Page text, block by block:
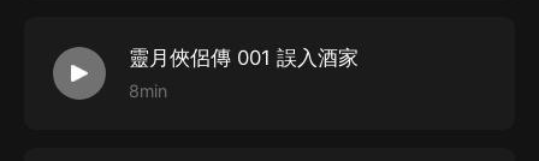
靈月俠侶傳 001 誤入酒家
8min